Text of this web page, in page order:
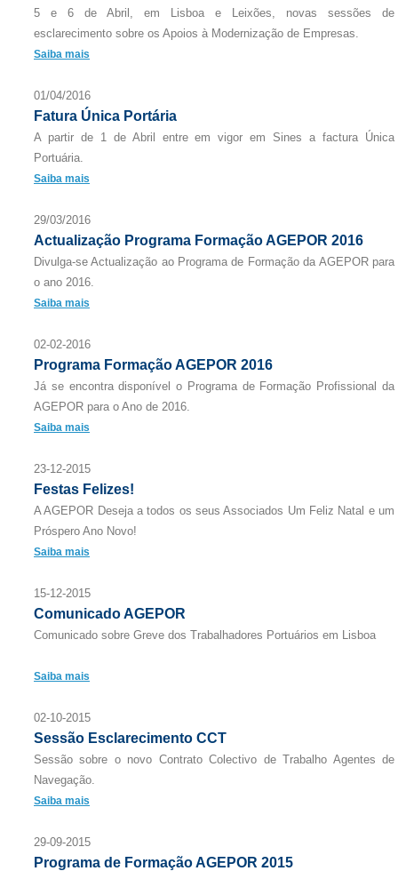
5 e 6 de Abril, em Lisboa e Leixões, novas sessões de
esclarecimento sobre os Apoios à Modernização de Empresas.
Saiba mais
01/04/2016
Fatura Única Portária
A partir de 1 de Abril entre em vigor em Sines a factura Única
Portuária.
Saiba mais
29/03/2016
Actualização Programa Formação AGEPOR 2016
Divulga-se Actualização ao Programa de Formação da AGEPOR para
o ano 2016.
Saiba mais
02-02-2016
Programa Formação AGEPOR 2016
Já se encontra disponível o Programa de Formação Profissional da
AGEPOR para o Ano de 2016.
Saiba mais
23-12-2015
Festas Felizes!
A AGEPOR Deseja a todos os seus Associados Um Feliz Natal e um
Próspero Ano Novo!
Saiba mais
15-12-2015
Comunicado AGEPOR
Comunicado sobre Greve dos Trabalhadores Portuários em Lisboa
Saiba mais
02-10-2015
Sessão Esclarecimento CCT
Sessão sobre o novo Contrato Colectivo de Trabalho Agentes de
Navegação.
Saiba mais
29-09-2015
Programa de Formação AGEPOR 2015